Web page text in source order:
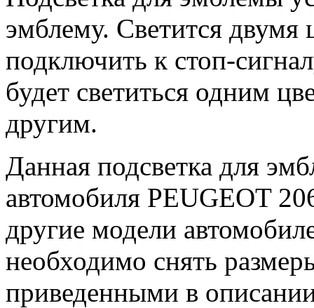
эмблему. Светится
подключить к стоп-
будет светиться одним
другим.
Данная подсветка для
автомобиля PEUGEOT
другие модели
необходимо снять
приведенными в